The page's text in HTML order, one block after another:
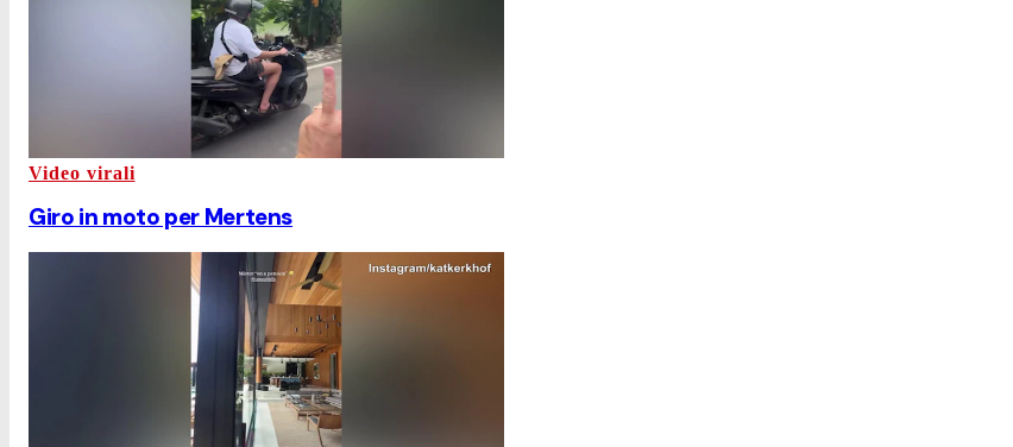
Video virali
Giro in moto per Mertens